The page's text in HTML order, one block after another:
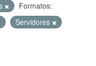
Formatos:
Servidores